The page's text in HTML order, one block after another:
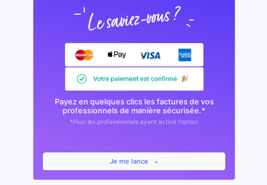
Payez en quelques clics les factures de vos
professionnels de manière sécurisée.*
*Pour les professionnels ayant activé l'option
Je me lance